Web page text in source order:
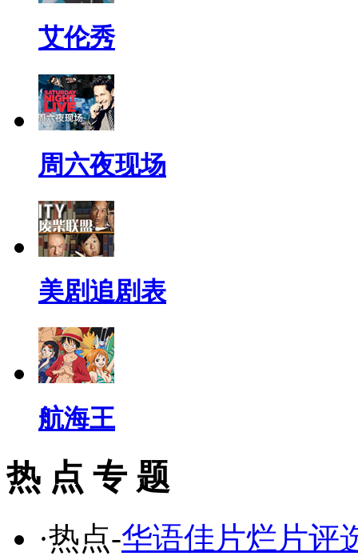
艾伦秀
周六夜现场
美剧追剧表
航海王
热 点 专 题
·热点-华语佳片烂片评